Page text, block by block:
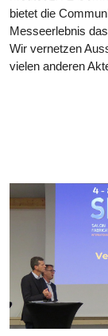
bietet die
Messeerlebnis
Wir vernetzen
vielen anderen